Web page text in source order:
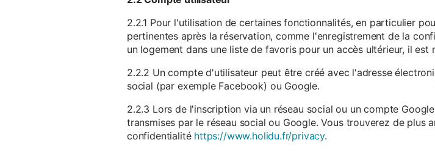
2.2.1 Pour l'utilisation de certaines fonctionnalités, en particulier
pertinentes après la réservation, comme l'enregistrement de la
un logement dans une liste de favoris pour un accès ultérieur, il
2.2.2 Un compte d'utilisateur peut être créé avec l'adresse
social (par exemple Facebook) ou Google.
2.2.3 Lors de l'inscription via un réseau social ou un compte
transmises par le réseau social ou Google. Vous trouverez de plus
confidentialité https://www.holidu.fr/privacy.